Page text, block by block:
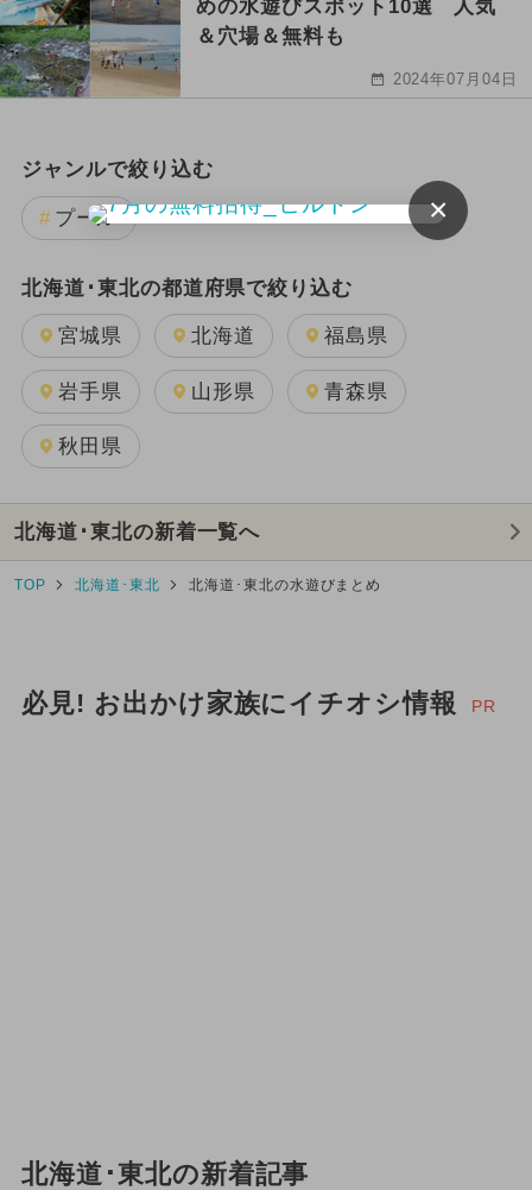
めの水遊びスポット10選 人気
＆穴場＆無料も
2024年07月04日
ジャンルで絞り込む
プール
北海道･東北の都道府県で絞り込む
宮城県 北海道 福島県
岩手県 山形県 青森県
秋田県
北海道･東北の新着一覧へ
TOP 北海道･東北 北海道･東北の水遊びまとめ
必見! お出かけ家族にイチオシ情報 PR
北海道･東北の新着記事
×